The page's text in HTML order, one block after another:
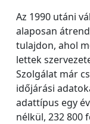
Az 1990 utáni
alaposan
tulajdon, ahol
lettek
Szolgálat már
időjárási
adattípus egy
nélkül, 232 800